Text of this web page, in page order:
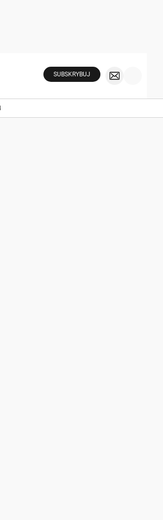
SUBSKRYBUJ